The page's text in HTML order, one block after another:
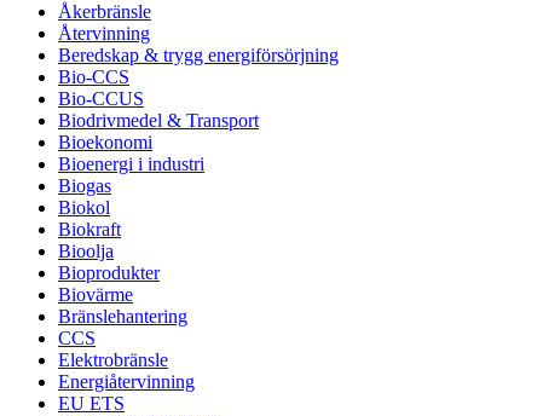
Åkerbränsle
Återvinning
Beredskap & trygg energiförsörjning
Bio-CCS
Bio-CCUS
Biodrivmedel & Transport
Bioekonomi
Bioenergi i industri
Biogas
Biokol
Biokraft
Bioolja
Bioprodukter
Biovärme
Bränslehantering
CCS
Elektrobränsle
Energiåtervinning
EU ETS